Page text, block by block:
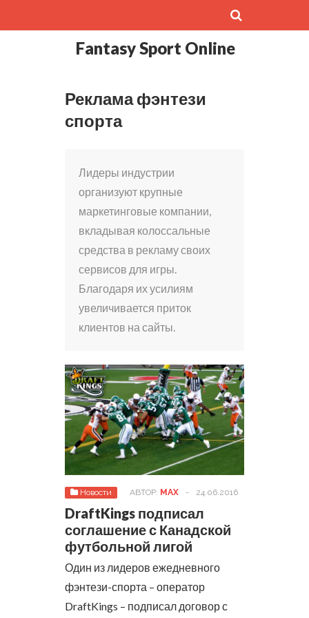
Fantasy Sport Online
Реклама фэнтези
спорта
Лидеры индустрии
организуют крупные
маркетинговые компании,
вкладывая колоссальные
средства в рекламу своих
сервисов для игры.
Благодаря их усилиям
увеличивается приток
клиентов на сайты.
Новости АВТОР: MAX - 24.06.2016
DraftKings подписал
соглашение с Канадской
футбольной лигой
Один из лидеров ежедневного
фэнтези-спорта – оператор
DraftKings – подписал договор с